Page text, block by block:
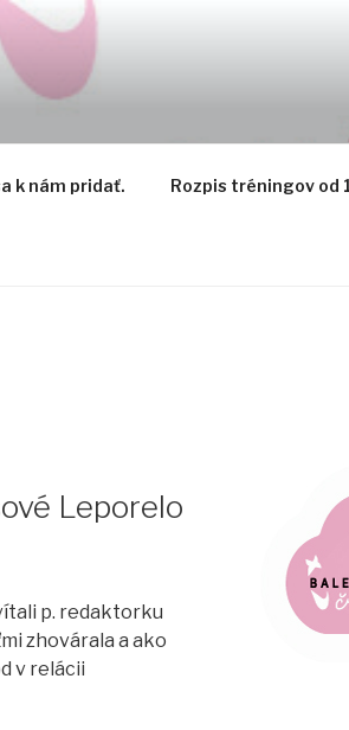
k nám pridať. Rozpis tréningov od
Leporelo
p. redaktorku
zhovárala a ako
v relácii